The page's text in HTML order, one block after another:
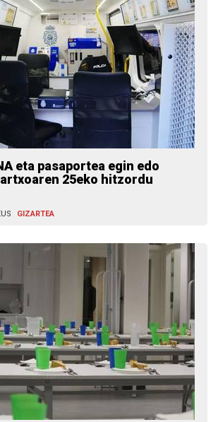
eta pasaportea egin edo
25eko hitzordu
GIZARTEA